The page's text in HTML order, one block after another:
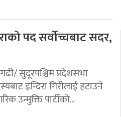
पद सर्वोच्चबाट सदर,
सुदूरपश्चिम प्रदेशसभा
इन्दिरा गिरीलाई हटाउने
उन्मुक्ति पार्टीको...